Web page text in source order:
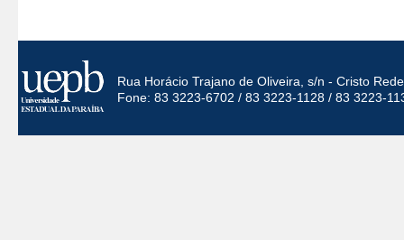
Rua Horácio Trajano de Oliveira, s/n - Cristo
Fone: 83 3223-6702 / 83 3223-1128 / 83 3223-